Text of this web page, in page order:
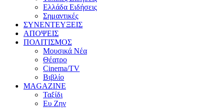
Ελλάδα Ειδήσεις
Σημαντικές
ΣΥΝΕΝΤΕΥΞΕΙΣ
ΑΠΟΨΕΙΣ
ΠΟΛΙΤΙΣΜΟΣ
Μουσικά Νέα
Θέατρο
Cinema/TV
Βιβλίο
MAGAZINE
Ταξίδι
Ευ Ζην